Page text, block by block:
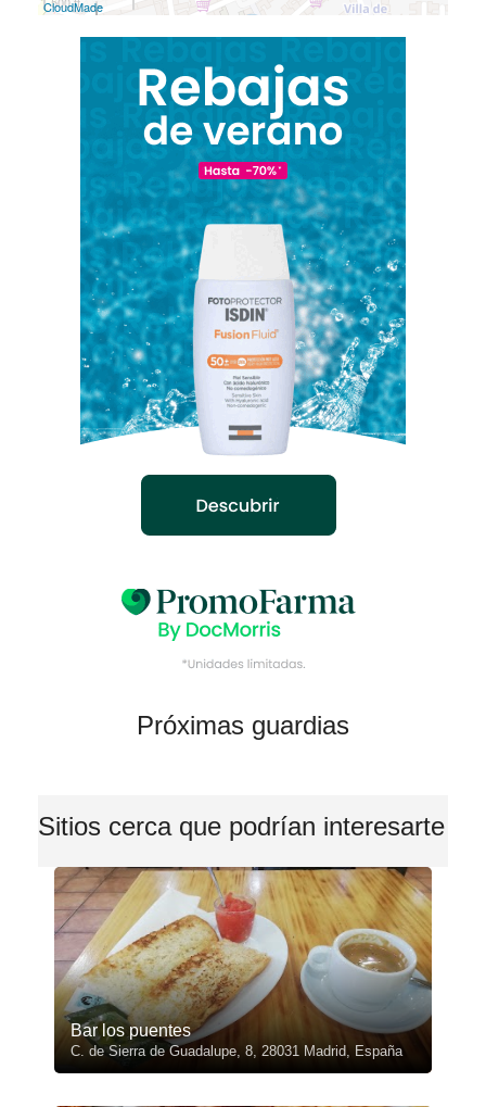
CloudMade
Próximas guardias
Sitios cerca que podrían interesarte
Bar los puentes
C. de Sierra de Guadalupe, 8, 28031 Madrid, España